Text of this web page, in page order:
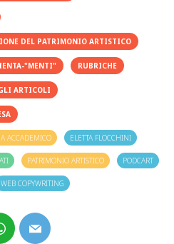
DEL PATRIMONIO ARTISTICO
"MENTI" RUBRICHE
ARTICOLI
ACCADEMICO ELETTA FLOCCHINI
PATRIMONIO ARTISTICO PODCART
WEB COPYWRITING